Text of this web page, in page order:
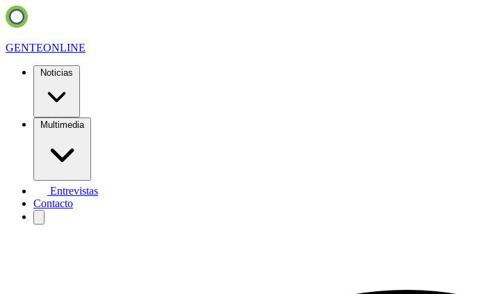
GENTEONLINE
Noticias
Multimedia
Entrevistas
Contacto